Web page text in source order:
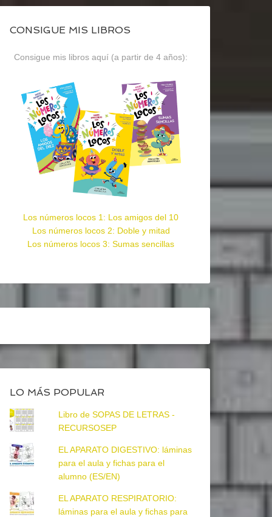
CONSIGUE MIS LIBROS
Consigue mis libros aquí (a partir de 4 años):
Los números locos 1: Los amigos del 10
Los números locos 2: Doble y mitad
Los números locos 3: Sumas sencillas
LO MÁS POPULAR
Libro de SOPAS DE LETRAS -
RECURSOSEP
EL APARATO DIGESTIVO: láminas
para el aula y fichas para el
alumno (ES/EN)
EL APARATO RESPIRATORIO:
láminas para el aula y fichas para